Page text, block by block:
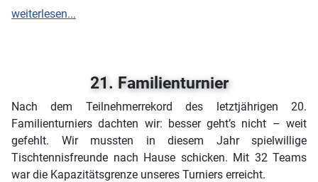
weiterlesen...
21. Familienturnier
Nach dem Teilnehmerrekord des letztjährigen 20.
Familienturniers dachten wir: besser geht’s nicht – weit
gefehlt. Wir mussten in diesem Jahr spielwillige
Tischtennisfreunde nach Hause schicken. Mit 32 Teams
war die Kapazitätsgrenze unseres Turniers erreicht.